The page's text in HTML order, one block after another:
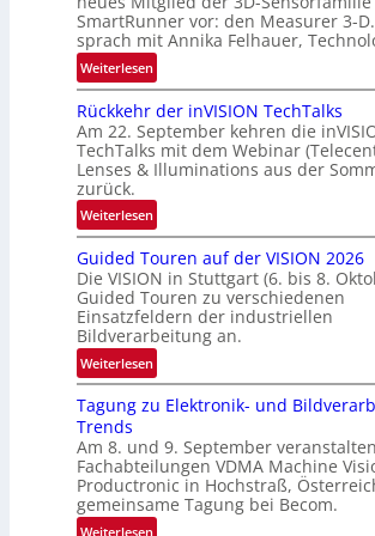
-
R
u
n
d
e
w
s
‘
SmartRunner vor: den Measurer 3-
sprach mit Annika Felhauer,
Weiterlesen:
U
n
b
e
g
r
e
z
t
e
M
ö
g
l
c
h
k
e
Rückkehr der inVISION TechTalks
Am 22. September kehren die
TechTalks mit dem Webinar
Lenses & Illuminations aus der
zurück.
Weiterlesen:
R
ü
c
k
k
e
h
e
r
i
n
V
Guided Touren auf der VISION 2026
Die VISION in Stuttgart (6. bis 8.
Guided Touren zu verschiedenen
Einsatzfeldern der industriellen
Bildverarbeitung an.
Weiterlesen:
G
u
d
e
d
T
Tagung zu Elektronik- und
Trends
Am 8. und 9. September
Fachabteilungen VDMA Machine
Productronic in Hochstraß,
gemeinsame Tagung bei Becom.
Weiterlesen: